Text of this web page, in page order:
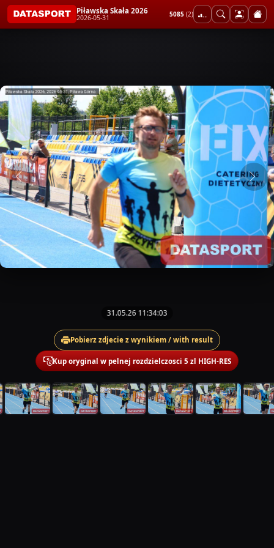
Piławska Skała 2026
2026-05-31 5085 (2)
31.05.26 11:34:03
Pobierz zdjecie z wynikiem / with result
Kup oryginal w pelnej rozdzielczosci 5 zl HIGH-RES